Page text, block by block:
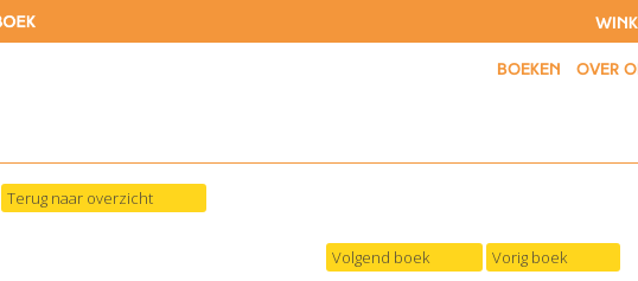
BOEKEN OVER
Terug naar overzicht
Volgend boek Vorig boek